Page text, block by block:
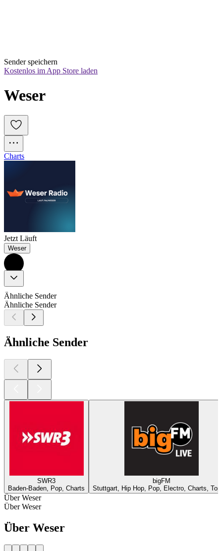
Sender speichern
Kostenlos im App Store laden
Weser
Charts
Jetzt Läuft
Weser
Ähnliche Sender
Ähnliche Sender
Ähnliche Sender
SWR3
Baden-Baden, Pop, Charts
bigFM
Stuttgart, Hip Hop, Pop, Electro, Charts,
Über Weser
Über Weser
Über Weser